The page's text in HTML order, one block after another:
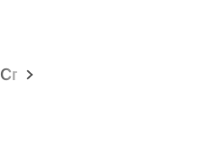
Спецпроєкти